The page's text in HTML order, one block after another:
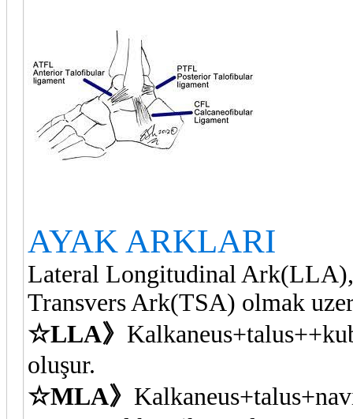
AYAK ARKLARI
Lateral Longitudinal
Transvers Ark(TSA) olmak
☆LLA》
oluşur.
☆MLA》